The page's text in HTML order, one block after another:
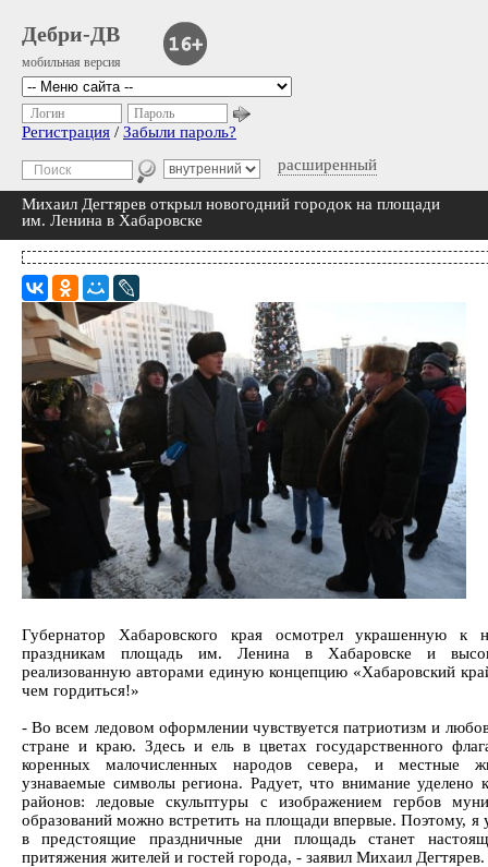
Дебри-ДВ
мобильная версия
расширенный
Логин Пароль
Регистрация / Забыли пароль?
Михаил Дегтярев открыл новогодний городок на площади
им. Ленина в Хабаровске
Губернатор Хабаровского края осмотрел украшенную к
праздникам площадь им. Ленина в Хабаровске и
реализованную авторами единую концепцию «Хабаровский
чем гордиться!»
- Во всем ледовом оформлении чувствуется патриотизм и
стране и краю. Здесь и ель в цветах государственного
коренных малочисленных народов севера, и местные
узнаваемые символы региона. Радует, что внимание уделено
районов: ледовые скульптуры с изображением гербов
образований можно встретить на площади впервые. Поэтому, я
в предстоящие праздничные дни площадь станет
притяжения жителей и гостей города, - заявил Михаил Дегтярев.